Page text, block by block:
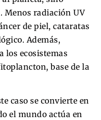
Menos radiación UV
de piel, cataratas
Además,
los ecosistemas
base de la
caso se convierte en
el mundo actúa en